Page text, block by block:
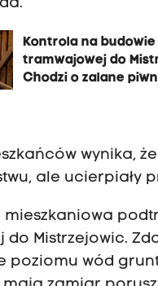
Kontrola na budowie
tramwajowej do
Chodzi o zalane
wynika,
ale ucierpiały
mieszkaniowa
do Mistrzejowic.
poziomu wód